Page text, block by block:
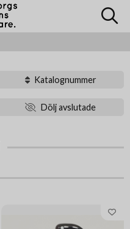
Katalognummer
Dölj avslutade